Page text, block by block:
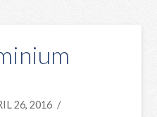
26, 2016